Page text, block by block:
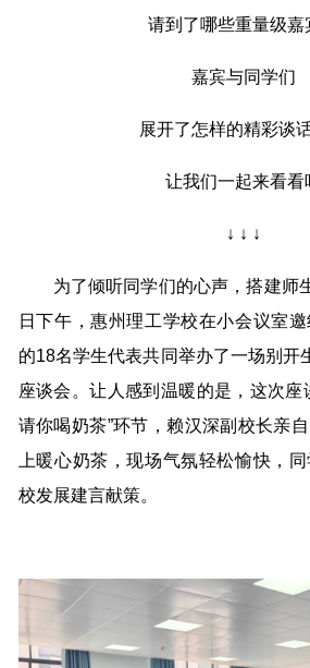
请到了哪些重量级嘉
嘉宾与同学们
展开了怎样的精彩谈
让我们一起来看看
↓ ↓ ↓
为了倾听同学们的心声，搭建师
日下午，惠州理工学校在小会议室
的18名学生代表共同举办了一场别开
座谈会。让人感到温暖的是，这次座
请你喝奶茶”环节，赖汉深副校长亲
上暖心奶茶，现场气氛轻松愉快，
校发展建言献策。